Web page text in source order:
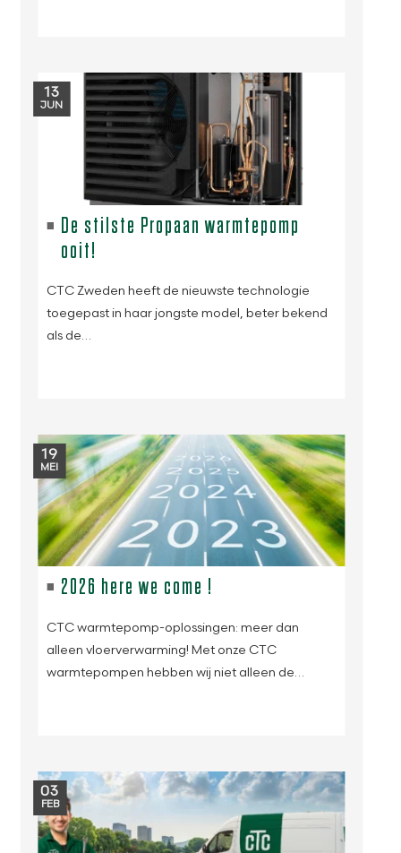
13
JUN
De stilste Propaan warmtepomp
ooit!
CTC Zweden heeft de nieuwste technologie
toegepast in haar jongste model, beter bekend
als de…
19
MEI
2026 here we come !
CTC warmtepomp-oplossingen: meer dan
alleen vloerverwarming! Met onze CTC
warmtepompen hebben wij niet alleen de…
03
FEB